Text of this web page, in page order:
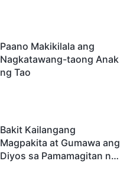
Paano Makikilala ang
Nagkatawang-taong Anak
ng Tao
Bakit Kailangang
Magpakita at Gumawa ang
Diyos sa Pamamagitan ng